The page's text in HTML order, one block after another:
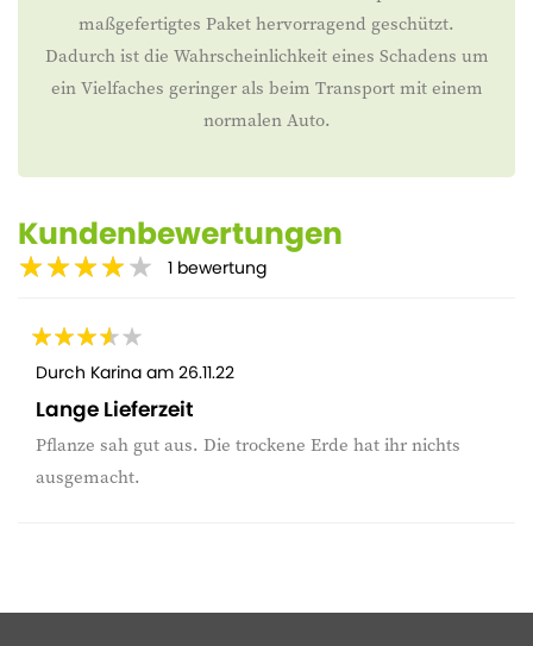
maßgefertigtes Paket hervorragend geschützt.
Dadurch ist die Wahrscheinlichkeit eines Schadens um
ein Vielfaches geringer als beim Transport mit einem
normalen Auto.
Kundenbewertungen
1 bewertung
Durch Karina am 26.11.22
Lange Lieferzeit
Pflanze sah gut aus. Die trockene Erde hat ihr nichts
ausgemacht.